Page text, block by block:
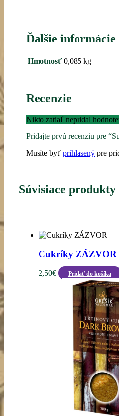
Ďalšie informácie
Hmotnosť 0,085 kg
Recenzie
Nikto zatiaľ nepridal
Pridajte prvú recenziu pre
Musíte byť prihlásený pre
Súvisiace produkty
Cukríky ZÁZVOR
2,50€ Pridať do košíka